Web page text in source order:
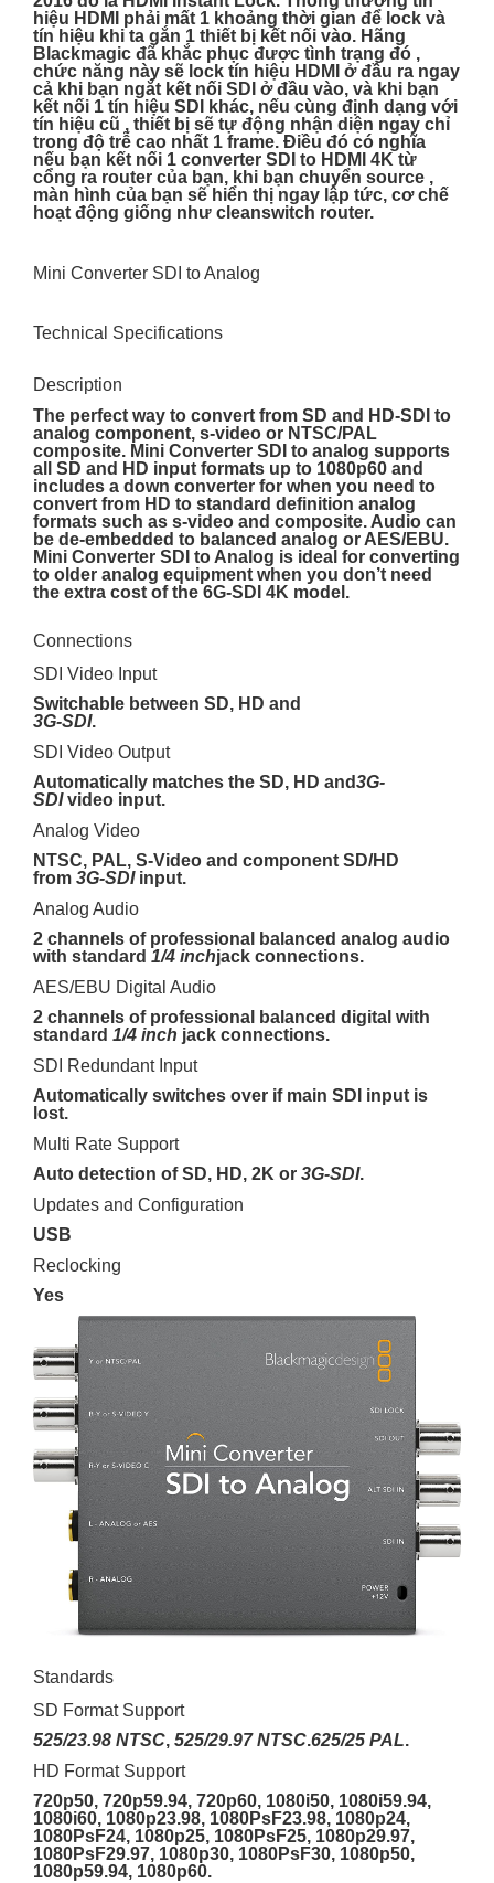
hiệu HDMI phải mất 1 khoảng thời gian để lock và
tín hiệu khi ta gắn 1 thiết bị kết nối vào. Hãng
Blackmagic đã khắc phục được tình trạng đó ,
chức năng này sẽ lock tín hiệu HDMI ở đầu ra ngay
cả khi bạn ngắt kết nối SDI ở đầu vào, và khi bạn
kết nối 1 tín hiệu SDI khác, nếu cùng định dạng với
tín hiệu cũ , thiết bị sẽ tự động nhận diện ngay chỉ
trong độ trễ cao nhất 1 frame. Điều đó có nghĩa
nếu bạn kết nối 1 converter SDI to HDMI 4K từ
cổng ra router của bạn, khi bạn chuyển source ,
màn hình của bạn sẽ hiển thị ngay lập tức, cơ chế
hoạt động giống như cleanswitch router.
Mini Converter SDI to Analog
Technical Specifications
Description
The perfect way to convert from SD and HD-SDI to
analog component, s-video or NTSC/PAL
composite. Mini Converter SDI to analog supports
all SD and HD input formats up to 1080p60 and
includes a down converter for when you need to
convert from HD to standard definition analog
formats such as s-video and composite. Audio can
be de-embedded to balanced analog or AES/EBU.
Mini Converter SDI to Analog is ideal for converting
to older analog equipment when you don’t need
the extra cost of the 6G-SDI 4K model.
Connections
SDI Video Input
Switchable between SD, HD and
3G-SDI.
SDI Video Output
Automatically matches the SD, HD and3G-
SDIvideo input.
Analog Video
NTSC, PAL, S-Video and component SD/HD
from 3G-SDIinput.
Analog Audio
2 channels of professional balanced analog audio
with standard 1/4 inchjack connections.
AES/EBU Digital Audio
2 channels of professional balanced digital with
standard 1/4 inch jack connections.
SDI Redundant Input
Automatically switches over if main SDI input is
lost.
Multi Rate Support
Auto detection of SD, HD, 2K or 3G-SDI.
Updates and Configuration
USB
Reclocking
Yes
Standards
SD Format Support
525/23.98 NTSC, 525/29.97 NTSC.625/25 PAL.
HD Format Support
720p50, 720p59.94, 720p60, 1080i50, 1080i59.94,
1080i60, 1080p23.98, 1080PsF23.98, 1080p24,
1080PsF24, 1080p25, 1080PsF25, 1080p29.97,
1080PsF29.97, 1080p30, 1080PsF30, 1080p50,
1080p59.94, 1080p60.